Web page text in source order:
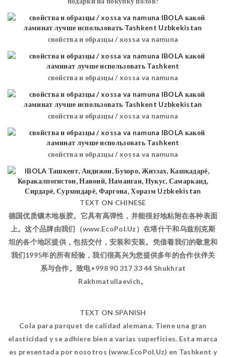
свойства и образцы / xossa va namuna
свойства и образцы / xossa va namuna
свойства и образцы / xossa va namuna
свойства и образцы / xossa va namuna
TEXT ON CHINESE
德国优质镶木地板胶。它具有高弹性，并能很好地粘附在各种表面
上。这个品牌由我们（www.EcoPol.Uz）在塔什干和乌兹别克斯
坦的各个地区提供，包括交付，安装和安装。凭借着我们的敬意和
我们1995年的所有经验，我们很高兴为您提供多年的合作伙伴关
系与合作。致电+998 90 317 33 44 Shukhrat
Rakhmatullaevich。
TEXT ON SPANISH
Cola para parquet de calidad alemana. Tiene una gran
elasticidad y se adhiere bien a varias superficies. Esta marca
es presentada por nosotros (www.EcoPol.Uz) en Tashkent y